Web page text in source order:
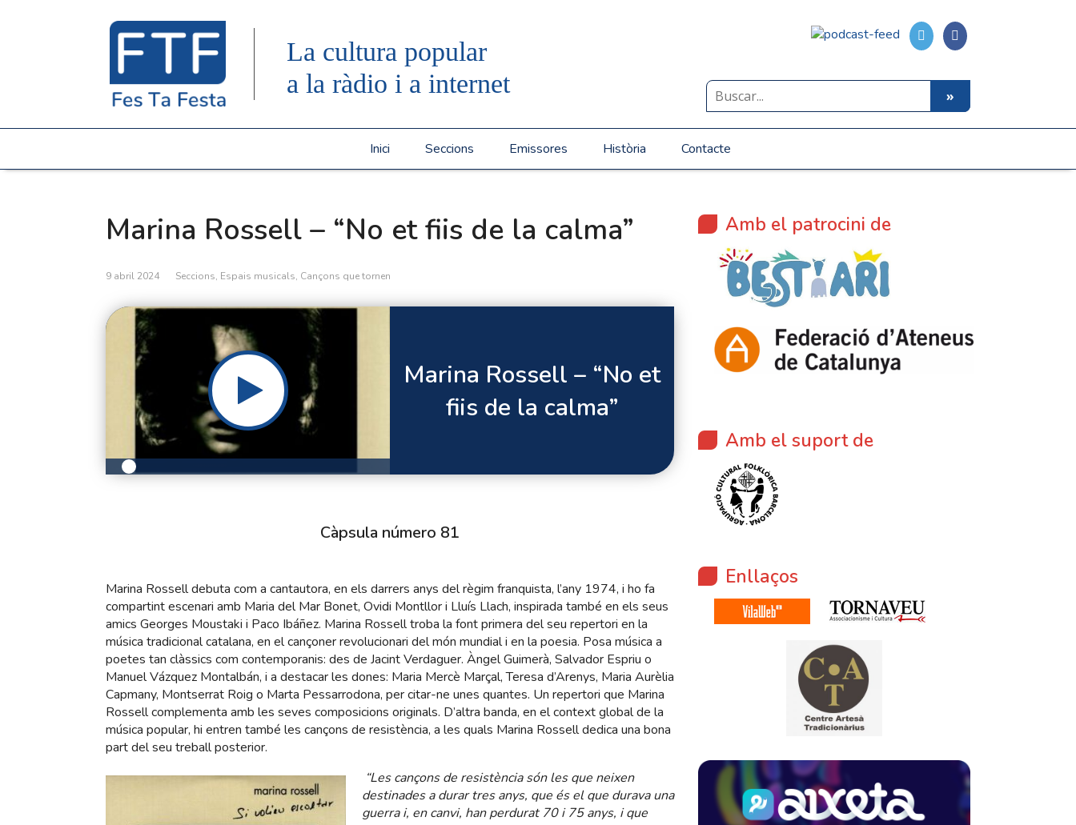
La cultura popular
a la ràdio i a internet
Inici Seccions Emissores Història Contacte
Marina Rossell – “No et fiis de la calma”
9 abril 2024 Seccions, Espais musicals, Cançons que tornen
Marina Rossell – “No et
fiis de la calma”
Càpsula número 81
Marina Rossell debuta com a cantautora, en els darrers anys del règim franquista, l’any 1974, i ho fa
compartint escenari amb Maria del Mar Bonet, Ovidi Montllor i Lluís Llach, inspirada també en els seus
amics Georges Moustaki i Paco Ibáñez. Marina Rossell troba la font primera del seu repertori en la
música tradicional catalana, en el cançoner revolucionari del món mundial i en la poesia. Posa música a
poetes tan clàssics com contemporanis: des de Jacint Verdaguer. Àngel Guimerà, Salvador Espriu o
Manuel Vázquez Montalbán, i a destacar les dones: Maria Mercè Marçal, Teresa d’Arenys, Maria Aurèlia
Capmany, Montserrat Roig o Marta Pessarrodona, per citar-ne unes quantes. Un repertori que Marina
Rossell complementa amb les seves composicions originals. D’altra banda, en el context global de la
música popular, hi entren també les cançons de resistència, a les quals Marina Rossell dedica una bona
part del seu treball posterior.
“Les cançons de resistència són les que neixen
destinades a durar tres anys, que és el que durava una
guerra i, en canvi, han perdurat 70 i 75 anys, i que
Amb el patrocini de
Amb el suport de
Enllaços